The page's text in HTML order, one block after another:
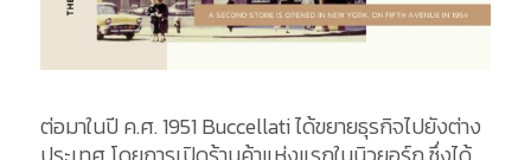
ต่อมาในปีค.ศ. 1951Buccellatiได้ขยายธุรกิจไปยังต่าง